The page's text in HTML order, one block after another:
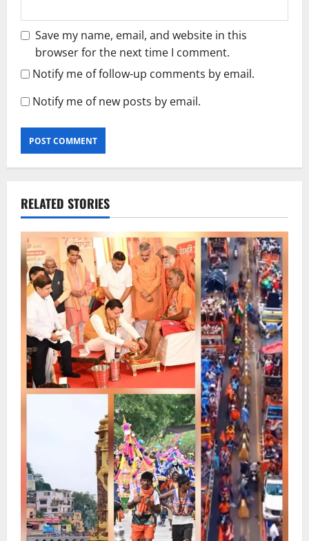
Save my name, email, and website in this
browser for the next time I comment.
Notify me of follow-up comments by email.
Notify me of new posts by email.
RELATED STORIES